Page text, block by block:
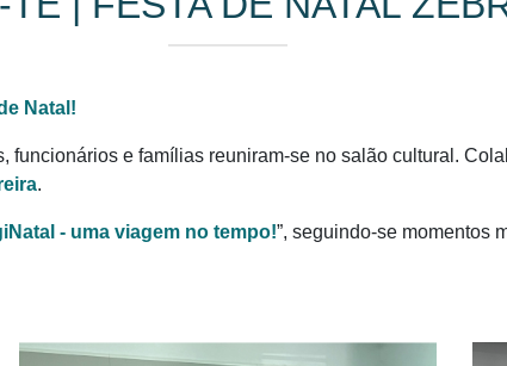
Natal!
funcionários e famílias reuniram-se no salão cultural.
.
- uma viagem no tempo!”, seguindo-se momentos